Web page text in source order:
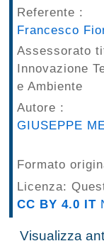
Guida
Open
Referente :
Francesco
Assessorato
Innovazione
e Ambiente
Autore :
GIUSEPPE
Formato
Licenza:
CC BY 4.0 IT
Visualizza